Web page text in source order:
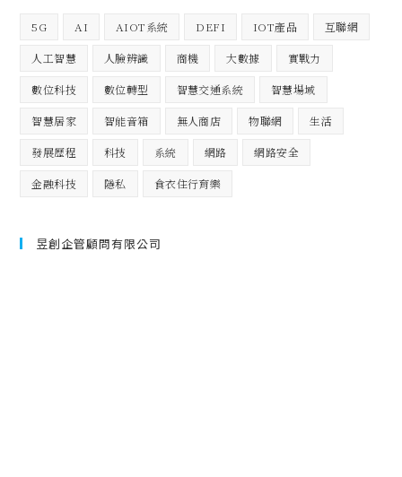
5G AI AIOT系統 DEFI IOT產品 互聯網
人工智慧 人臉辨識 商機 大數據 實戰力
數位科技 數位轉型 智慧交通系統 智慧場域
智慧居家 智能音箱 無人商店 物聯網 生活
發展歷程 科技 系統 網路 網路安全
金融科技 隱私 食衣住行育樂
昱創企管顧問有限公司